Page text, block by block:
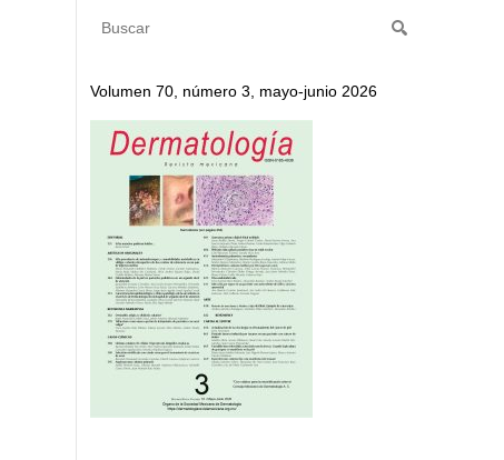
Volumen 70, número 3, mayo-junio 2026